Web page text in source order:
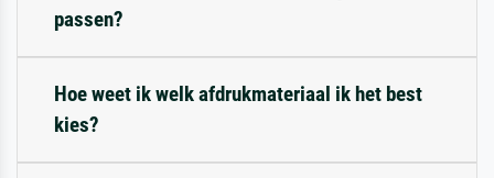
passen?
Hoe weet ik welk afdrukmateriaal ik het best
kies?